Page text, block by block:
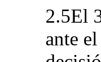
2.5El
ante